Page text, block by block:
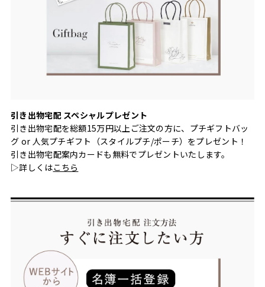
引き出物宅配 スペシャルプレゼント
引き出物宅配を総額15万円以上ご注文の方に、プチギフトバッ
グ or 人気プチギフト（スタイルプチ/ポーチ）をプレゼント！
引き出物宅配案内カードも無料でプレゼントいたします。
▷詳しくはこちら